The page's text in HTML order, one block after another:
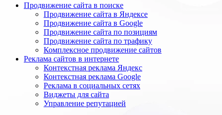
Продвижение сайта в поиске
Продвижение сайта в Яндексе
Продвижение сайта в Google
Продвижение сайта по позициям
Продвижение сайта по трафику
Комплексное продвижение сайтов
Реклама сайтов в интернете
Контекстная реклама Яндекс
Контекстная реклама Google
Реклама в социальных сетях
Виджеты для сайта
Управление репутацией